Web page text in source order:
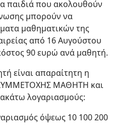
παιδιά που ακολουθούν
μπορούν να
μαθηματικών της
από 16 Αυγούστου
90 ευρώ ανά μαθητή.
είναι απαραίτητη η
ΜΑΘΗΤΗ και
λογαριασμούς:
όψεως 10 100 200